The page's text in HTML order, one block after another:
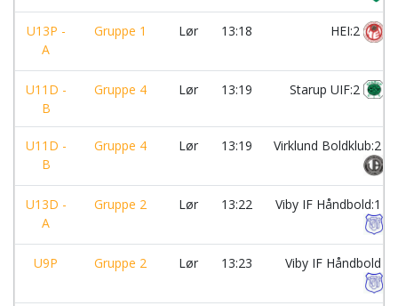
U13P -
A
Gruppe 1 Lør 13:18 HEI:2
U11D -
B
Gruppe 4 Lør 13:19 Starup UIF:2
U11D -
B
Gruppe 4 Lør 13:19 Virklund Boldklub:2
U13D -
A
Gruppe 2 Lør 13:22 Viby IF Håndbold:1
U9P Gruppe 2 Lør 13:23 Viby IF Håndbold